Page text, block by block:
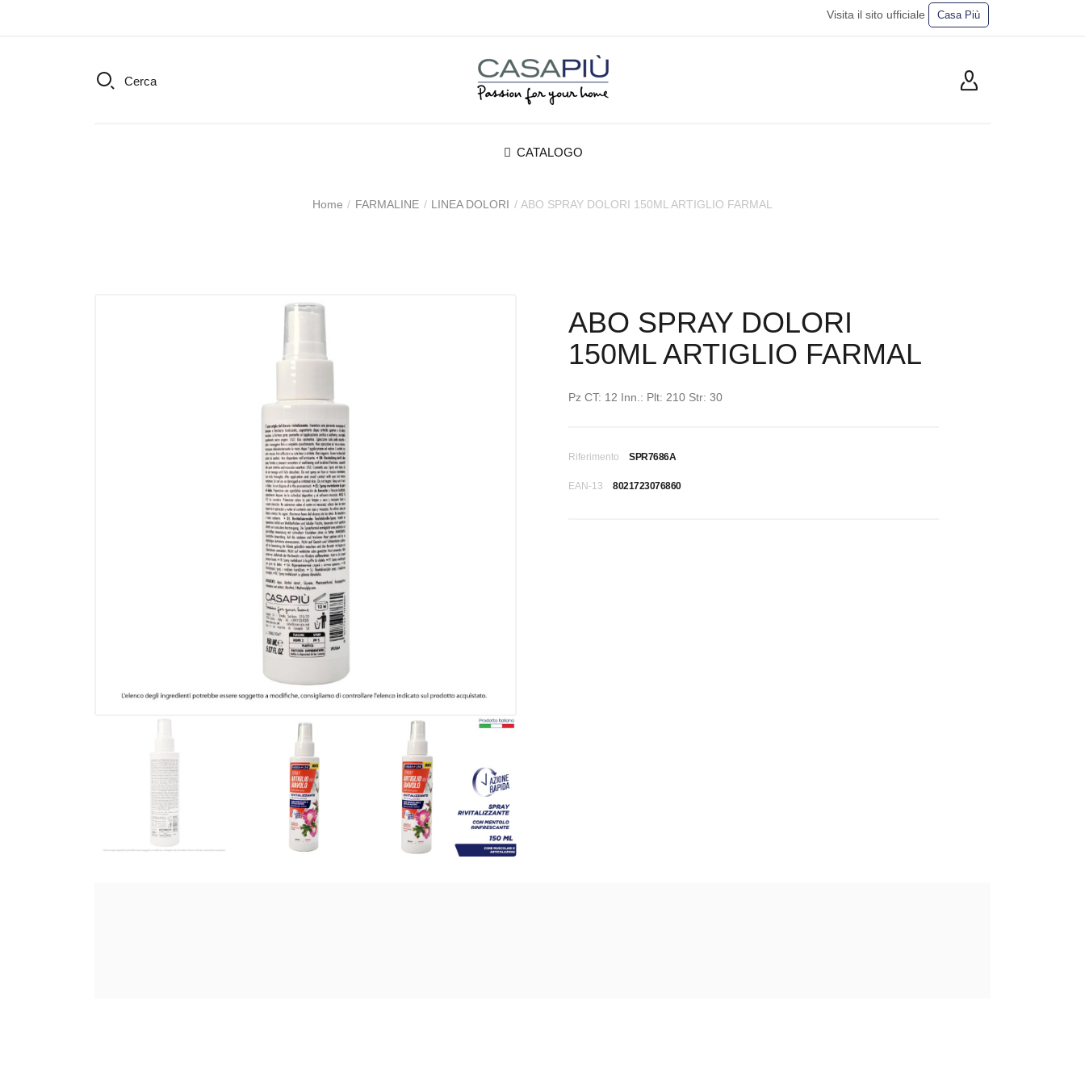
Visita il sito ufficiale Casa Più
Cerca
CATALOGO
Home FARMALINE LINEA DOLORI ABO SPRAY DOLORI 150ML ARTIGLIO FARMAL
ABO SPRAY DOLORI
150ML ARTIGLIO FARMAL
Pz CT: 12 Inn.: Plt: 210 Str: 30
Riferimento SPR7686A
EAN-13 8021723076860